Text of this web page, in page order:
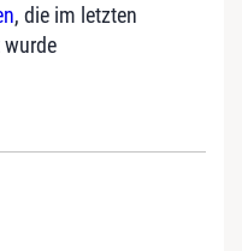
, die im letzten